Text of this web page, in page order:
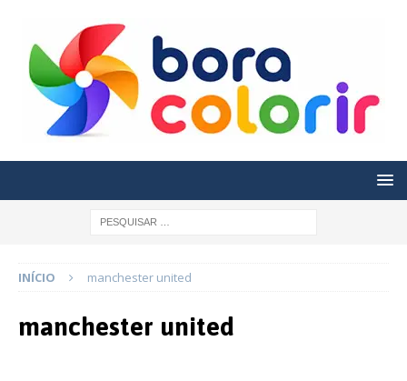
INÍCIO manchester united
manchester united